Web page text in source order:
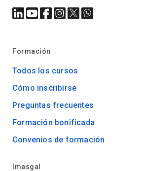
Formación
Todos los cursos
Cómo inscribirse
Preguntas frecuentes
Formación bonificada
Convenios de formación
Imasgal